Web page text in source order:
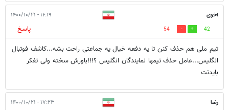
اخوی ۱۶:۱۹ - ۱۴۰۰/۱۰/۲۱
42
54
پاسخ
تیم ملی هم‌ حذف کنن تا یه دفعه خیال یه جماعتی راحت بشه...کاشف فوتبال
انگلیس...عامل حذف تیمها نمایندگان انگلیس ؟!!!باورش سخته ولی تفکر
بایدتت
رضا ۱۷:۲۳ - ۱۴۰۰/۱۰/۲۱